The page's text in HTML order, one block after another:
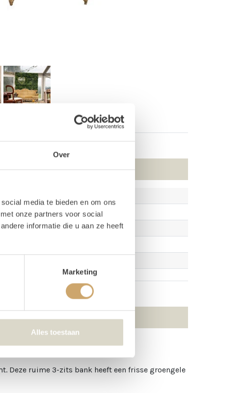
Over
media te bieden en om ons
onze partners voor social
informatie die u aan ze heeft
Marketing
Alles toestaan
cm
Deze ruime 3-zits bank heeft een frisse groengele